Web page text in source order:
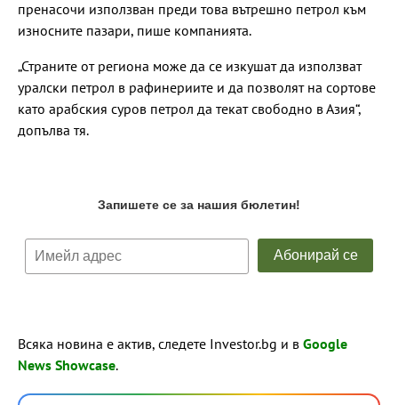
пренасочи използван преди това вътрешно петрол към
износните пазари, пише компанията.
„Страните от региона може да се изкушат да използват
уралски петрол в рафинериите и да позволят на сортове
като арабския суров петрол да текат свободно в Азия“,
допълва тя.
Всяка новина е актив, следете Investor.bg и в Google
News Showcase.